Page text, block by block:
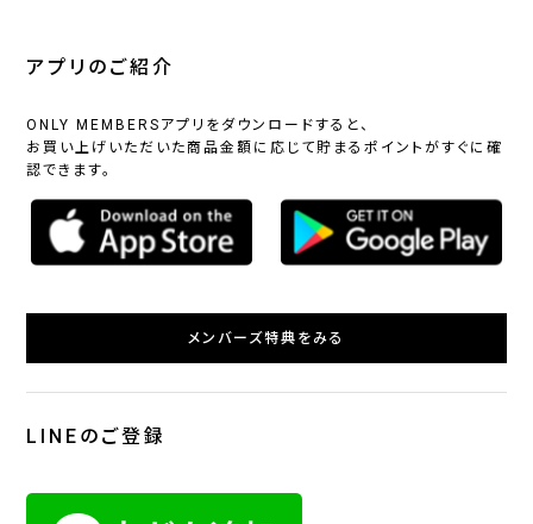
アプリのご紹介
ONLY MEMBERSアプリをダウンロードすると、
お買い上げいただいた商品金額に応じて貯まるポイントがすぐに確
認できます。
メンバーズ特典をみる
LINEのご登録